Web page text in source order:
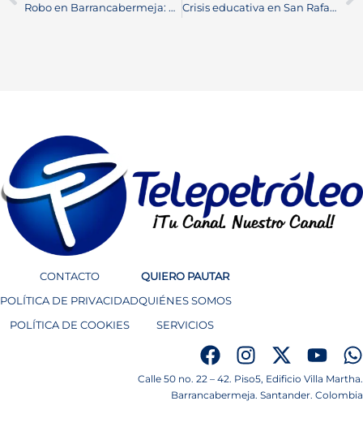
Robo en Barrancabermeja: delincuentes armados asaltan y atan a vigilantes Crisis educativa en San Rafael de Chucurí: estudiantes protestan por falta de electricidad
CONTACTO
POLÍTICA DE PRIVACIDAD
POLÍTICA DE COOKIES
QUIERO PAUTAR
QUIÉNES SOMOS
SERVICIOS
Calle 50 no. 22 – 42. Piso5, Edificio Villa Martha.
Barrancabermeja. Santander. Colombia